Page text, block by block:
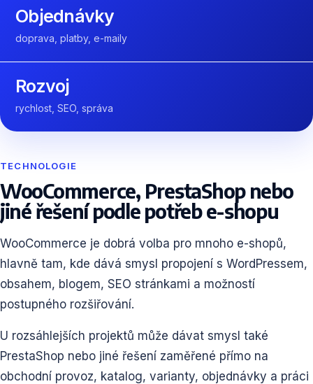
Objednávky
doprava, platby, e-maily
Rozvoj
rychlost, SEO, správa
TECHNOLOGIE
WooCommerce, PrestaShop nebo
jiné řešení podle potřeb e-shopu
WooCommerce je dobrá volba pro mnoho e-shopů,
hlavně tam, kde dává smysl propojení s WordPressem,
obsahem, blogem, SEO stránkami a možností
postupného rozšiřování.
U rozsáhlejších projektů může dávat smysl také
PrestaShop nebo jiné řešení zaměřené přímo na
obchodní provoz, katalog, varianty, objednávky a práci